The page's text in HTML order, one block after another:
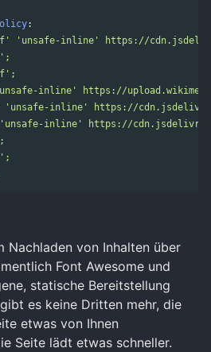
:
'unsafe-inline' https://
inline' https://
inline' https://
inline' https://
Nachladen von Inhalten über
Font Awesome und
statische Bereitstellung
es keine Dritten mehr, die
etwas von Ihnen
Seite lädt etwas schneller.